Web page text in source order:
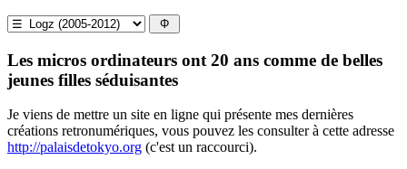
Les micros ordinateurs ont 20 ans comme de belles
jeunes filles séduisantes
Je viens de mettre un site en ligne qui présente mes dernières
créations retronumériques, vous pouvez les consulter à cette adresse
http://palaisdetokyo.org (c'est un raccourci).